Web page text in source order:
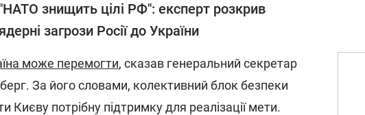
"НАТО знищить цілі РФ": експерт розкрив
загрози Росії до України
може перемогти, сказав генеральний секретар
За його словами, колективний блок безпеки
Києву потрібну підтримку для реалізації мети.